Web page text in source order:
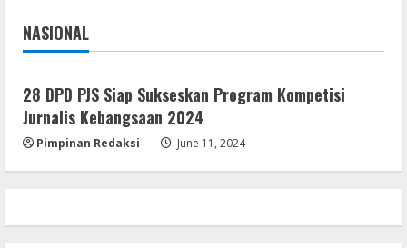
NASIONAL
Jakarta
28 DPD PJS Siap Sukseskan Program Kompetisi
Jurnalis Kebangsaan 2024
Pimpinan Redaksi June 11, 2024